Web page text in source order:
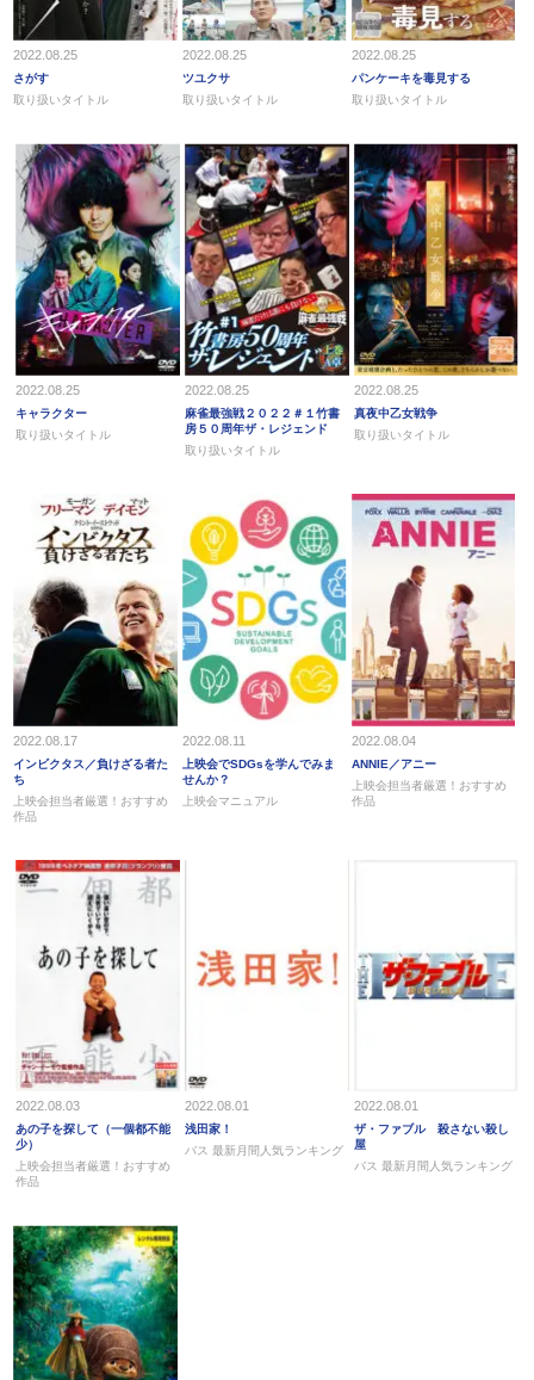
2022.08.25
さがす
取り扱いタイトル
2022.08.25
ツユクサ
取り扱いタイトル
2022.08.25
パンケーキを毒見する
取り扱いタイトル
2022.08.25
キャラクター
取り扱いタイトル
2022.08.25
麻雀最強戦２０２２＃１竹書
房５０周年ザ・レジェンド
取り扱いタイトル
2022.08.25
真夜中乙女戦争
取り扱いタイトル
2022.08.17
インビクタス／負けざる者た
ち
上映会担当者厳選！おすすめ
作品
2022.08.11
上映会でSDGsを学んでみま
せんか？
上映会マニュアル
2022.08.04
ANNIE／アニー
上映会担当者厳選！おすすめ
作品
2022.08.03
あの子を探して（一個都不能
少）
上映会担当者厳選！おすすめ
作品
2022.08.01
浅田家！
バス 最新月間人気ランキング
2022.08.01
ザ・ファブル 殺さない殺し
屋
バス 最新月間人気ランキング